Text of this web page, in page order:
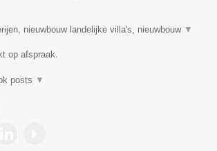
nieuwbouw landelijke villa's, nieuwbouw ▼
op afspraak.
posts ▼